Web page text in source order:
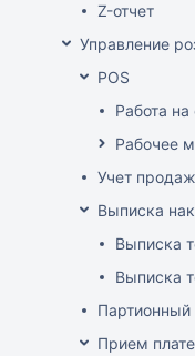
Z-отчет
Управление
POS
Работа
Рабочее
Учет продаж
Выписка
Выписка
Выписка
Партионный
Прием